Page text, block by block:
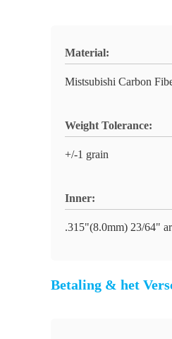
Material:
Mistsubishi Carbon
Weight Tolerance:
+/-1 grain
Inner:
.315"(8.0mm) 23/64"
Betaling & het